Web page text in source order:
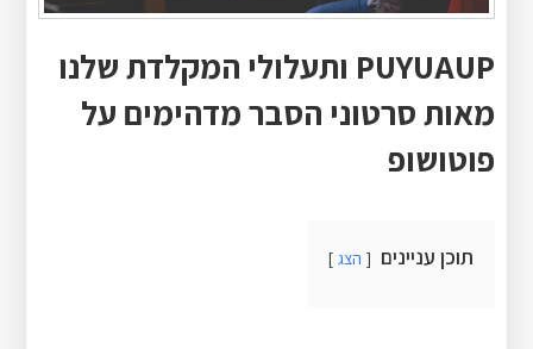
PUYUAUP ותעלולי המקלדת שלנו
מאות סרטוני הסבר מדהימים על
פוטושופ
תוכן עניינים הצג